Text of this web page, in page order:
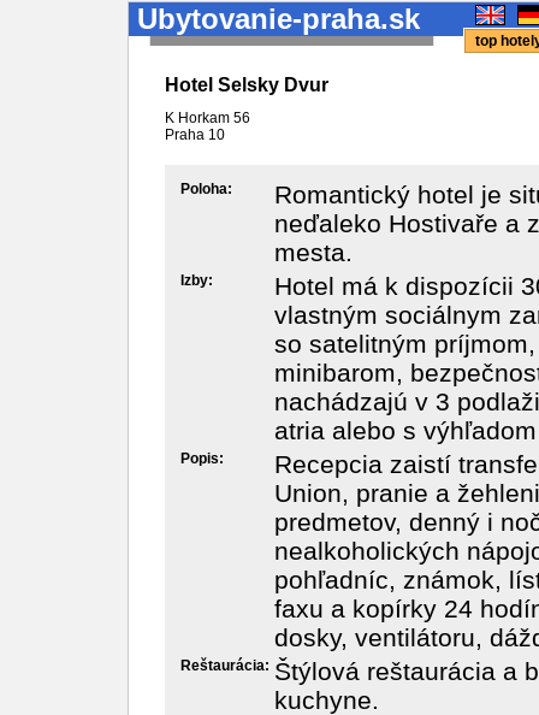
Ubytovanie-praha.sk
top
Hotel Selsky Dvur
K Horkam 56
Praha 10
Poloha:
Romantický hotel je
neďaleko Hostivaře a
mesta.
Izby:
Hotel má k dispozícii
vlastným sociálnym
so satelitným
minibarom,
nachádzajú v 3
atria alebo s
Popis:
Recepcia zaistí
Union, pranie a
predmetov, denný i
nealkoholických
pohľadníc, známok,
faxu a kopírky 24
dosky, ventilátoru,
Reštaurácia: Štýlová reštaurácia a
kuchyne.